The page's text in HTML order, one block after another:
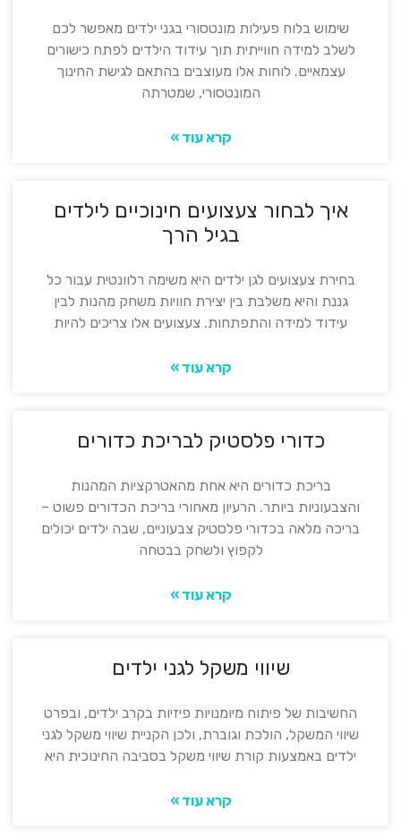
שימוש בלוח פעילות מונטסורי בגני ילדים מאפשר לכם
לשלב למידה חווייתית תוך עידוד הילדים לפתח כישורים
עצמאיים. לוחות אלו מעוצבים בהתאם לגישת החינוך
המונטסורי, שמטרתה
קרא עוד »
איך לבחור צעצועים חינוכיים לילדים
בגיל הרך
בחירת צעצועים לגן ילדים היא משימה רלוונטית עבור כל
גננת והיא משלבת בין יצירת חוויות משחק מהנות לבין
עידוד למידה והתפתחות. צעצועים אלו צריכים להיות
קרא עוד »
כדורי פלסטיק לבריכת כדורים
בריכת כדורים היא אחת מהאטרקציות המהנות
והצבעוניות ביותר. הרעיון מאחורי בריכת הכדורים פשוט –
בריכה מלאה בכדורי פלסטיק צבעוניים, שבה ילדים יכולים
לקפוץ ולשחק בבטחה
קרא עוד »
שיווי משקל לגני ילדים
החשיבות של פיתוח מיומנויות פיזיות בקרב ילדים, ובפרט
שיווי המשקל, הולכת וגוברת, ולכן הקניית שיווי משקל לגני
ילדים באמצעות קורת שיווי משקל בסביבה החינוכית היא
קרא עוד »